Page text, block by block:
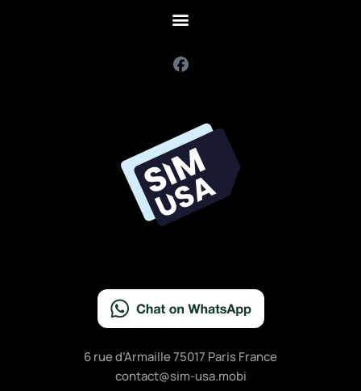
F
a
o
o
k
6 rue d’Armaille 75017 Paris France
contact@sim-usa.mobi